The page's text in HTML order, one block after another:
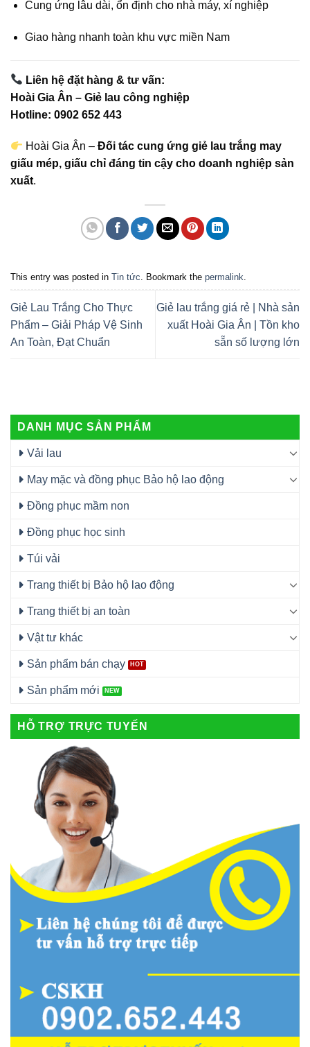
Cung ứng lâu dài, ổn định cho nhà máy, xí nghiệp
Giao hàng nhanh toàn khu vực miền Nam
Liên hệ đặt hàng & tư vấn:
Hoài Gia Ân – Giẻ lau công nghiệp
Hotline: 0902 652 443
Hoài Gia Ân –Đối tác cung ứng giẻ lau trắng may
giấu mép, giấu chỉ đáng tin cậy cho doanh nghiệp sản
xuất.
This entry was posted in Tin tức . Bookmark the permalink
Giẻ Lau Trắng Cho Thực
Phẩm – Giải Pháp Vệ Sinh
An Toàn, Đạt Chuẩn
Giẻ lau trắng giá rẻ | Nhà sản
xuất Hoài Gia Ân | Tồn kho
sẵn số lượng lớn
DANH MỤC SẢN PHẨM
Vải lau
May mặc và đồng phục Bảo hộ lao động
Đồng phục mầm non
Đồng phục học sinh
Túi vải
Trang thiết bị Bảo hộ lao động
Trang thiết bị an toàn
Vật tư khác
Sản phẩm bán chạy
Sản phẩm mới
HỖ TRỢ TRỰC TUYẾN